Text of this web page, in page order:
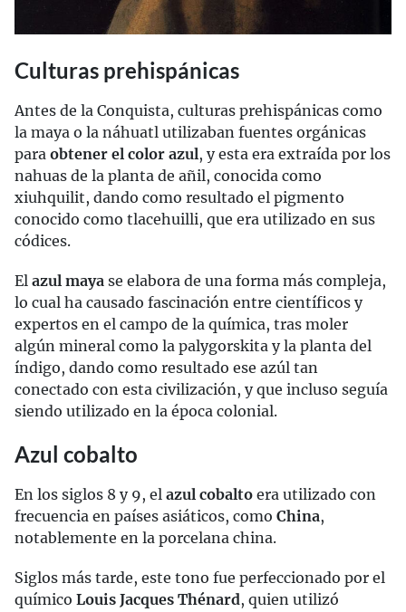
Culturas prehispánicas
Antes de la Conquista, culturas prehispánicas como
la maya o la náhuatl utilizaban fuentes orgánicas
para obtener el color azul, y esta era extraída por los
nahuas de la planta de añil, conocida como
xiuhquilit, dando como resultado el pigmento
conocido como tlacehuilli, que era utilizado en sus
códices.
El azul maya se elabora de una forma más compleja,
lo cual ha causado fascinación entre científicos y
expertos en el campo de la química, tras moler
algún mineral como la palygorskita y la planta del
índigo, dando como resultado ese azúl tan
conectado con esta civilización, y que incluso seguía
siendo utilizado en la época colonial.
Azul cobalto
En los siglos 8 y 9, el azul cobalto era utilizado con
frecuencia en países asiáticos, como China,
notablemente en la porcelana china.
Siglos más tarde, este tono fue perfeccionado por el
químico Louis Jacques Thénard, quien utilizó